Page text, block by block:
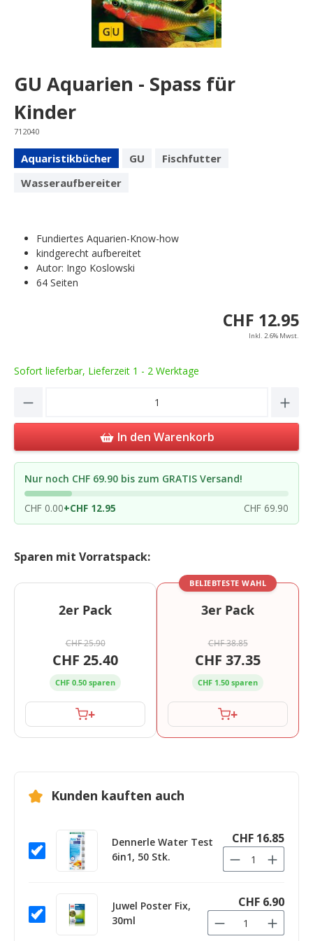
GU Aquarien - Spass für
Kinder
712040
Aquaristikbücher GU
Fischfutter
Wasseraufbereiter
Fundiertes Aquarien-Know-how
kindgerecht aufbereitet
Autor: Ingo Koslowski
64 Seiten
CHF 12.95
Inkl. 2.6% Mwst.
Sofort lieferbar, Lieferzeit 1 - 2 Werktage
Product Quantity: Enter the desired
In den Warenkorb
Nur noch CHF 69.90 bis zum GRATIS Versand!
CHF 0.00+CHF 12.95 CHF 69.90
Sparen mit Vorratspack:
2er Pack
CHF 25.90
CHF 25.40
CHF 0.50 sparen
+
BELIEBTESTE WAHL
3er Pack
CHF 38.85
CHF 37.35
CHF 1.50 sparen
+
Kunden kauften auch
Dennerle Water Test
6in1, 50 Stk.
CHF 16.85
Juwel Poster Fix,
30ml
CHF 6.90